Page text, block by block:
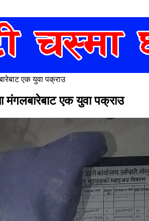
एक युवा पक्राउ
मंगलबारेबाट एक युवा पक्राउ